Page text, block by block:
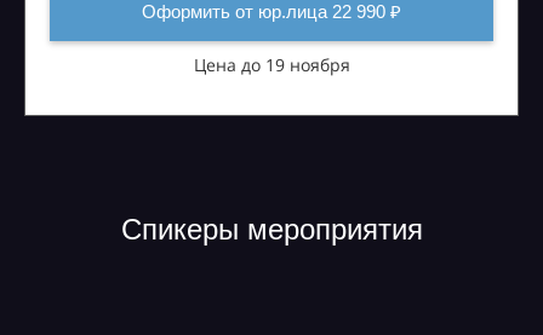
Оформить от юр.лица 22 990 ₽
Цена до 19 ноября
Спикеры мероприятия